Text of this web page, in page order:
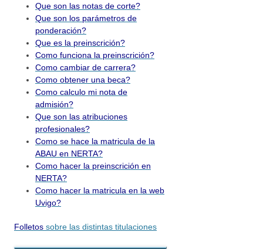
Que son las notas de corte?
Que son los parámetros de
ponderación?
Que es la preinscrición?
Como funciona la preinscrición?
Como cambiar de carrera?
Como obtener una beca?
Como calculo mi nota de
admisión?
Que son las atribuciones
profesionales?
Como se hace la matricula de la
ABAU en NERTA?
Como hacer la preinscrición en
NERTA?
Como hacer la matricula en la web
Uvigo?
Folletos sobre las distintas titulaciones